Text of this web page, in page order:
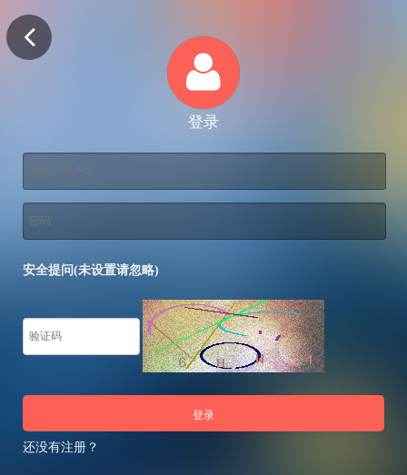
登录
安全提问(未设置请忽略)
登录
还没有注册？